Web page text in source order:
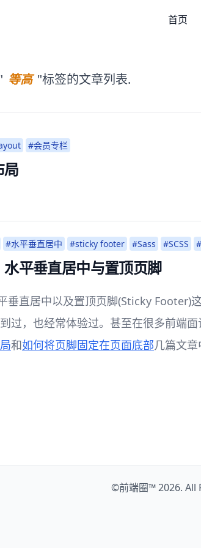
首页
等高 "标签的文章列表.
#会员专栏
局
#水平垂直居中 #sticky footer #Sass #SCSS
平垂直居中与置顶页脚
垂直居中以及置顶页脚(Sticky Footer)
过，也经常体验过。甚至在很多前端
和如何将页脚固定在页面底部几篇文
©前端圈™2026. All